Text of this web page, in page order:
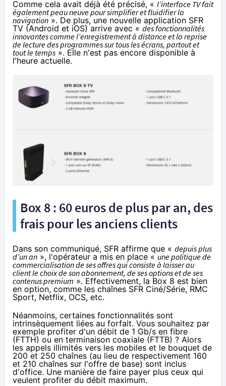
Comme cela avait déjà été précisé, « l’interface TV fait
également peau neuve pour simplifier et fluidifier la
navigation ». De plus, une nouvelle application SFR
TV (Android et iOS) arrive avec « des fonctionnalités
innovantes comme l’enregistrement à distance et la reprise
de lecture des programmes sur tous les écrans, partout et
tout le temps ». Elle n'est pas encore disponible à
l'heure actuelle.
Box 8 : 60 euros de plus par an, des
frais pour les anciens clients
Dans son communiqué, SFR affirme que « depuis plus
d’un an », l'opérateur a mis en place « une politique de
commercialisation de ses offres qui consiste à laisser au
client le choix de son abonnement, de ses options et de ses
contenus premium ». Effectivement, la Box 8 est bien
en option, comme les chaînes SFR Ciné/Série, RMC
Sport, Netflix, OCS, etc.
Néanmoins, certaines fonctionnalités sont
intrinsèquement liées au forfait. Vous souhaitez par
exemple profiter d'un débit de 1 Gb/s en fibre
(FTTH) ou en terminaison coaxiale (FTTB) ? Alors
les appels illimités vers les mobiles et le bouquet de
200 et 250 chaînes (au lieu de respectivement 160
et 210 chaînes sur l'offre de base) sont inclus
d'office. Une manière de faire payer plus ceux qui
veulent profiter du débit maximum.